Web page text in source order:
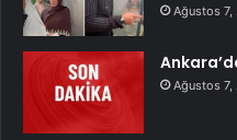
Ağustos 7,
Ağustos 7,